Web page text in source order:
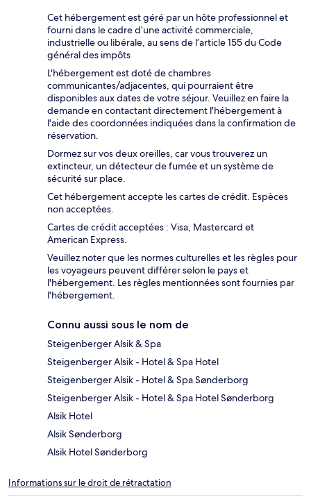
Cet hébergement est géré par un hôte professionnel et
fourni dans le cadre d’une activité commerciale,
industrielle ou libérale, au sens de l’article 155 du Code
général des impôts
L'hébergement est doté de chambres
communicantes/adjacentes, qui pourraient être
disponibles aux dates de votre séjour. Veuillez en faire la
demande en contactant directement l'hébergement à
l'aide des coordonnées indiquées dans la confirmation de
réservation.
Dormez sur vos deux oreilles, car vous trouverez un
extincteur, un détecteur de fumée et un système de
sécurité sur place.
Cet hébergement accepte les cartes de crédit. Espèces
non acceptées.
Cartes de crédit acceptées : Visa, Mastercard et
American Express.
Veuillez noter que les normes culturelles et les règles pour
les voyageurs peuvent différer selon le pays et
l'hébergement. Les règles mentionnées sont fournies par
l'hébergement.
Connu aussi sous le nom de
Steigenberger Alsik & Spa
Steigenberger Alsik - Hotel & Spa Hotel
Steigenberger Alsik - Hotel & Spa Sønderborg
Steigenberger Alsik - Hotel & Spa Hotel Sønderborg
Alsik Hotel
Alsik Sønderborg
Alsik Hotel Sønderborg
Informations sur le droit de rétractation